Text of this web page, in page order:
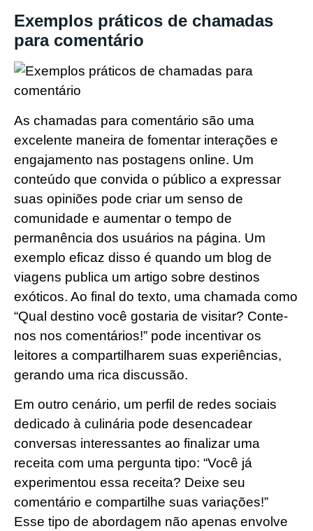
Exemplos práticos de chamadas
para comentário
As chamadas para comentário são uma
excelente maneira de fomentar interações e
engajamento nas postagens online. Um
conteúdo que convida o público a expressar
suas opiniões pode criar um senso de
comunidade e aumentar o tempo de
permanência dos usuários na página. Um
exemplo eficaz disso é quando um blog de
viagens publica um artigo sobre destinos
exóticos. Ao final do texto, uma chamada como
“Qual destino você gostaria de visitar? Conte-
nos nos comentários!” pode incentivar os
leitores a compartilharem suas experiências,
gerando uma rica discussão.
Em outro cenário, um perfil de redes sociais
dedicado à culinária pode desencadear
conversas interessantes ao finalizar uma
receita com uma pergunta tipo: “Você já
experimentou essa receita? Deixe seu
comentário e compartilhe suas variações!”
Esse tipo de abordagem não apenas envolve